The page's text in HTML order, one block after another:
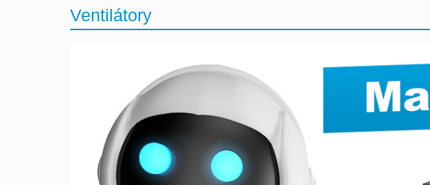
Ventilátory